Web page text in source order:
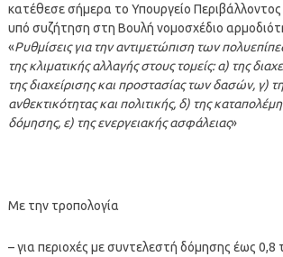
κατέθεσε σήμερα το Υπουργείο Περιβάλλοντος
υπό συζήτηση στη Βουλή νομοσχέδιο
«Ρυθμίσεις για την αντιμετώπιση των
της κλιματικής αλλαγής στους τομείς: α) της
της διαχείρισης και προστασίας των δασών, γ)
ανθεκτικότητας και πολιτικής, δ) της
δόμησης, ε) της ενεργειακής ασφάλειας»
Με την τροπολογία
– για περιοχές με συντελεστή δόμησης έως